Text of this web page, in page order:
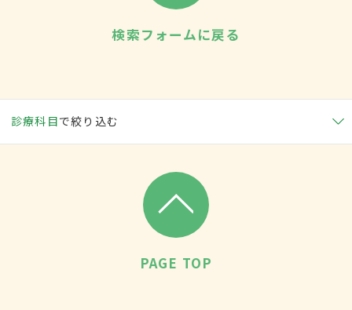
検索フォームに戻る
診療科目で絞り込む
PAGE TOP